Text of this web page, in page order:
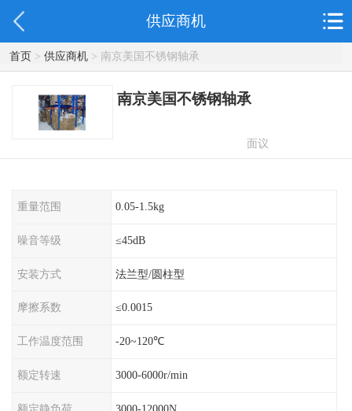
供应商机
首页> 供应商机> 南京美国不锈钢轴承
南京美国不锈钢轴承
面议
重量范围 0.05-1.5kg
噪音等级 ≤45dB
安装方式 法兰型/圆柱型
摩擦系数 ≤0.0015
工作温度范围 -20~120℃
额定转速 3000-6000r/min